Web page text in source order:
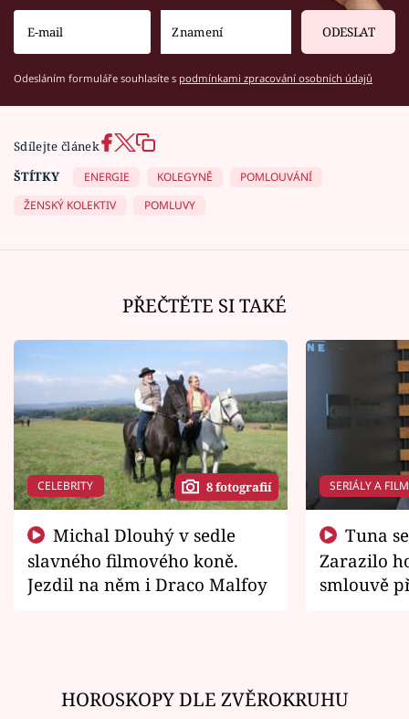
ODESLAT
Odesláním formuláře souhlasíte s podmínkami zpracování osobních údajů
Sdílejte článek
ŠTÍTKY
ENERGIE KOLEGYNĚ
POMLOUVÁNÍ
ŽENSKÝ KOLEKTIV
POMLUVY
PŘEČTĚTE SI TAKÉ
CELEBRITY 8 fotografií
slavného filmového koně.
Jezdil na něm i Draco Malfoy
SERIÁLY A
Zarazilo
smlouvě
HOROSKOPY DLE ZVĚROKRUHU